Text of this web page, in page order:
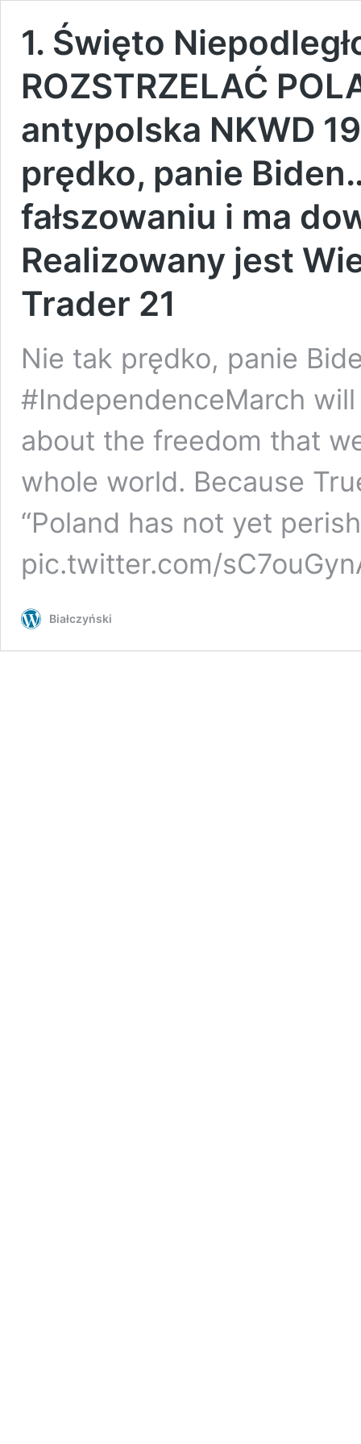
1. Święto
ROZSTRZELAĆ
antypolska NKWD
prędko, panie
fałszowaniu i ma
Realizowany jest
Trader 21
Nie tak prędko, panie
#IndependenceMarch
about the freedom that
whole world. Because
“Poland has not yet
pic.twitter.com/
Białczyński